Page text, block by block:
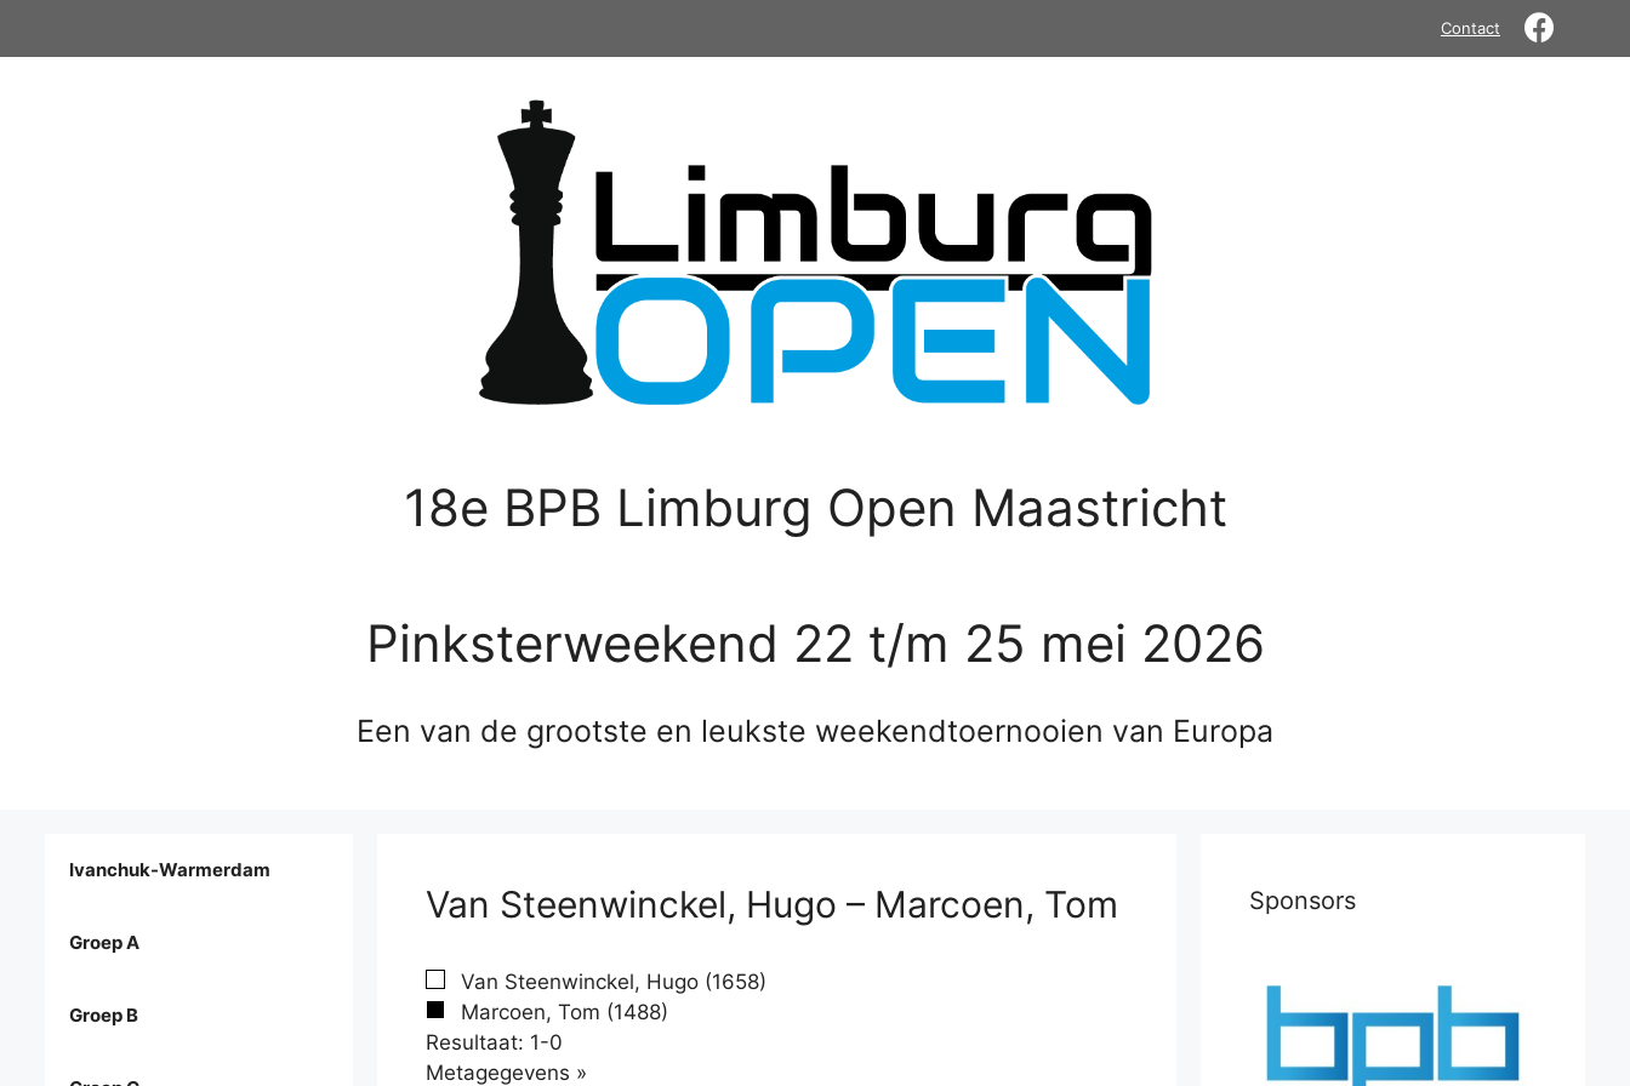
Contact
18e BPB Limburg Open Maastricht
Pinksterweekend 22 t/m 25 mei 2026
Een van de grootste en leukste weekendtoernooien van Europa
Van Steenwinckel, Hugo – Marcoen, Tom
Van Steenwinckel, Hugo (1658)
Marcoen, Tom (1488)
Resultaat: 1-0
Metagegevens »
Ivanchuk-Warmerdam
Groep A
Groep B
Sponsors